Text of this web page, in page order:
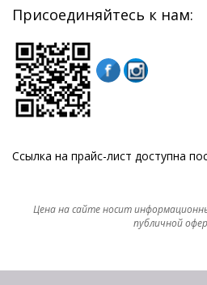
Присоединяйтесь к нам:
Ссылка на прайс-лист доступна
Цена на сайте носит
публичной